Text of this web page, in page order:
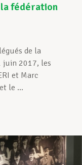
fédération
de la
juin 2017, les
et Marc
le ...